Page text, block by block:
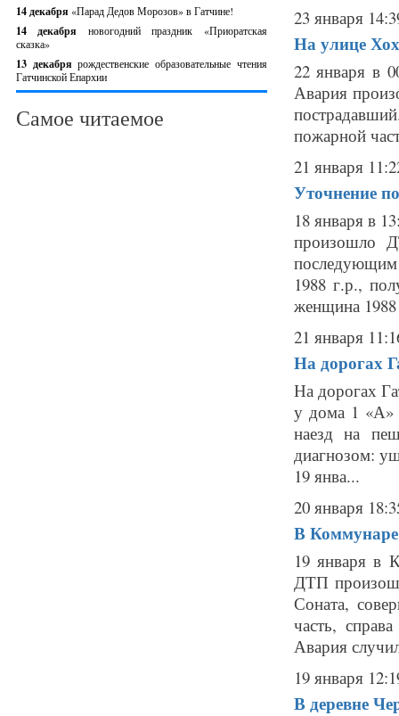
14 декабря «Парад Дедов Морозов» в Гатчине!
14 декабря новогодний праздник «Приоратская
сказка»
13 декабрярождественские образовательные чтения
Гатчинской Епархии
Самое читаемое
23 января
На улице
22 января в
Авария
пожарной
21 января
Уточнение
18 января в
произошло
последующим
1988 г.р.,
женщина
21 января
На дорогах
На дорогах
у дома 1 «А»
наезд на
диагнозом:
19 янва...
20 января
В Коммунаре
19 января в
ДТП
Соната,
часть,
Авария
19 января
В деревне